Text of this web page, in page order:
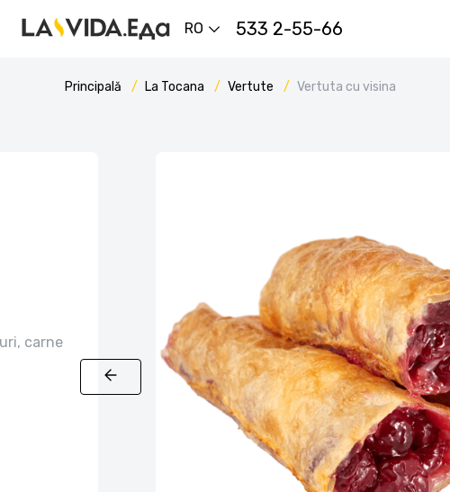
RO 533 2-55-66
Principală La Tocana Vertute Vertuta cu visina
carne